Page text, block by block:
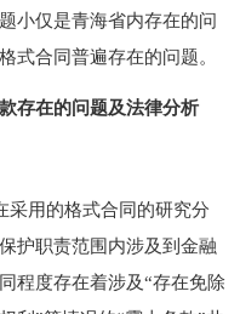
小仅是青海省内存在的问
式合同普遍存在的问题。
存在的问题及法律分析
用的格式合同的研究分
护职责范围内涉及到金融
程度存在着涉及“存在免除